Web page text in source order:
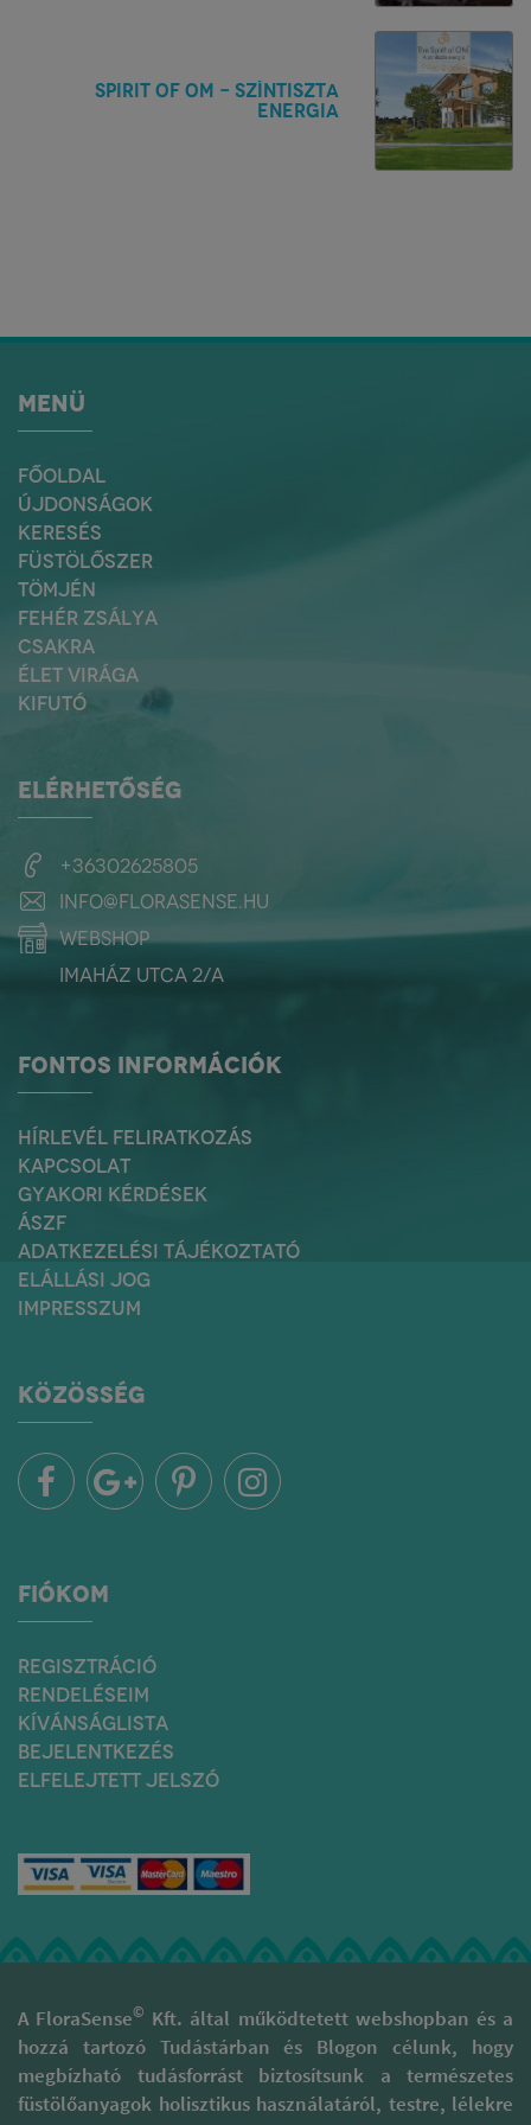
Spirit of Om - Színtiszta
energia
MENÜ
FŐOLDAL
ÚJDONSÁGOK
KERESÉS
FÜSTÖLŐSZER
TÖMJÉN
FEHÉR ZSÁLYA
CSAKRA
ÉLET VIRÁGA
KIFUTÓ
ELÉRHETŐSÉG
+36302625805
info@florasense.hu
webshop
Imaház utca 2/a
FONTOS INFORMÁCIÓK
HÍRLEVÉL FELIRATKOZÁS
KAPCSOLAT
GYAKORI KÉRDÉSEK
ÁSZF
ADATKEZELÉSI TÁJÉKOZTATÓ
ELÁLLÁSI JOG
IMPRESSZUM
KÖZÖSSÉG
FIÓKOM
REGISZTRÁCIÓ
RENDELÉSEIM
KÍVÁNSÁGLISTA
BEJELENTKEZÉS
ELFELEJTETT JELSZÓ
A FloraSense© Kft. által működtetett webshopban és a
hozzá tartozó Tudástárban és Blogon célunk, hogy
megbízható tudásforrást biztosítsunk a természetes
füstölőanyagok holisztikus használatáról, testre, lélekre